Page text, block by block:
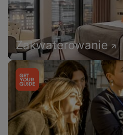
Zakwaterowanie